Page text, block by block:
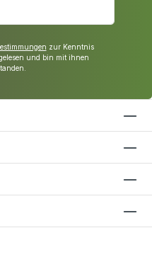
zur Kenntnis
und bin mit ihnen